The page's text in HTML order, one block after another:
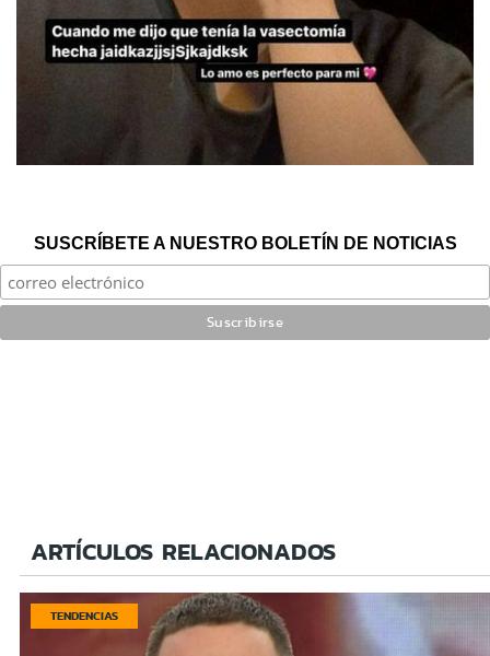
SUSCRÍBETE A NUESTRO BOLETÍN DE NOTICIAS
ARTÍCULOS RELACIONADOS
TENDENCIAS